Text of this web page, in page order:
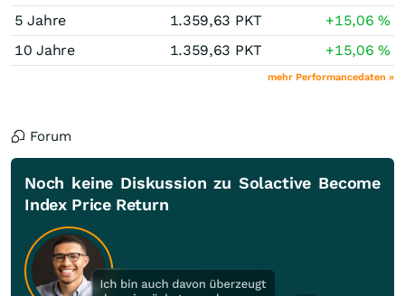
5 Jahre
1.359,63 PKT +15,06%
10 Jahre
1.359,63 PKT +15,06%
mehr Performancedaten »
Forum
Noch keine Diskussion zu Solactive Become
Index Price Return